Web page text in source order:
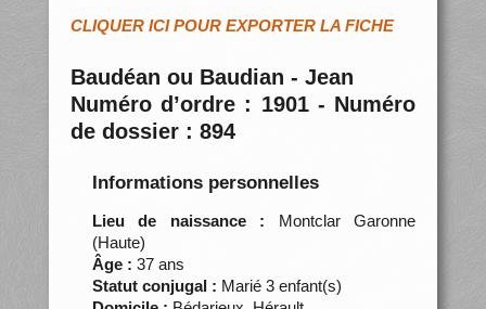
CLIQUER ICI POUR EXPORTER LA FICHE
Baudéan ou Baudian - Jean
Numéro d’ordre : 1901 - Numéro
de dossier : 894
Informations personnelles
Lieu de naissance : Montclar Garonne
(Haute)
Âge : 37 ans
Statut conjugal : Marié 3 enfant(s)